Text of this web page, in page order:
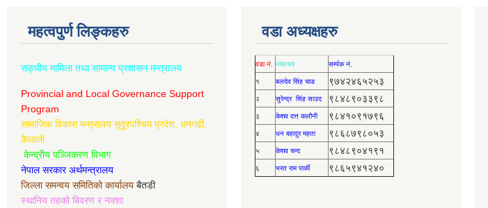
महत्वपुर्ण लिङ्कहरु
सङ्घीय मामिला तथा सामान्य प्रशासन मन्त्रालय
Provincial and Local Governance Support
Program
सामाजिक विकास मन्त्रालय सुदूरपश्चिम प्रदेश, धनगढी,
कैलाली
केन्द्रीय पञ्जिकरण विभाग
नेपाल सरकार अर्थमन्त्रालय
जिल्ला समन्वय समितिको कार्यालय बैतडी
स्थानिय तहको बिवरण र नक्शा
वडा अध्यक्षहरु
वडा नं. नाम/थर सर्म्पक नं.
१ बलदेव सिंह चाड ९७४२४६५२५३
२ सुरेन्द्र सिंह साउद ९८४८९०३३९८
३ केशव दत्त कलौनी ९८४१०९१७९६
४ धन बहादुर महता ९८६८७९८०५३
५ केशव चन्द ९८४८९०४१९१
६ भरत राम पार्की ९८६५९४१२४०